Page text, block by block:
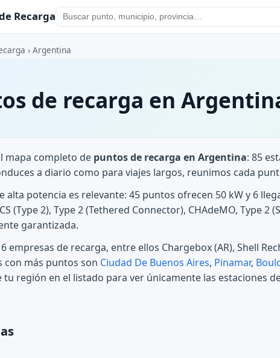
Recarga
› Argentina
de recarga en
mapa completo de puntos de recarga en Argentina: 85
a diario como para viajes largos, reunimos cada
alta potencia es relevante: 45 puntos ofrecen 50 kW y 6
(Type 2), Type 2 (Tethered Connector), CHAdeMO, Type 2
garantizada.
empresas de recarga, entre ellos Chargebox (AR), Shell
con más puntos son Ciudad De Buenos Aires, Pinamar,
tu región en el listado para ver únicamente las estaciones